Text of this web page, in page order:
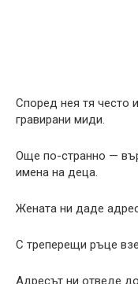
Според нея тя често
гравирани миди.
Още по-странно —
имена на деца.
Жената ни даде
С треперещи ръце
Адресът ни отведе